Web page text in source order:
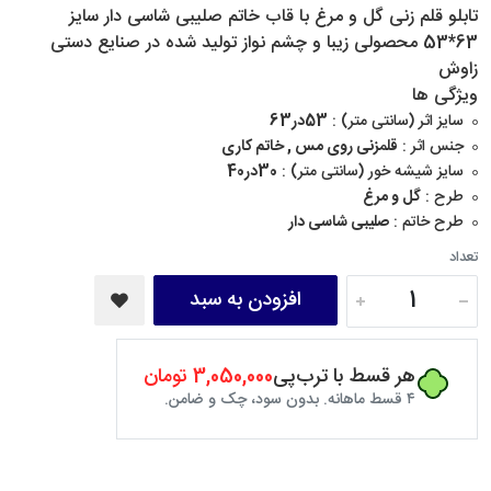
تابلو قلم زنی گل و مرغ با قاب خاتم صلیبی شاسی دار سایز
63*53 محصولی زیبا و چشم نواز تولید شده در صنایع دستی
زاوش
ویژگی ها
سایز اثر (سانتی متر) : 53در63
جنس اثر : قلمزنی روی مس , خاتم کاری
سایز شیشه خور (سانتی متر) : 30در40
طرح : گل و مرغ
طرح خاتم : صلیبی شاسی دار
تعداد
افزودن به سبد
هر قسط با ترب‌پی3,050,000 تومان
۴ قسط ماهانه. بدون سود، چک و ضامن.